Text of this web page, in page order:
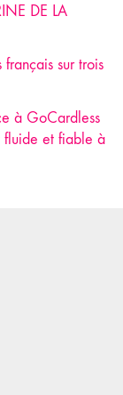
DE LA
sur trois
à GoCardless
fluide et fiable à